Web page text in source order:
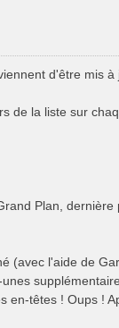
d'être mis à
de la liste sur
Plan, dernière
(avec l'aide de
en-têtes ! Oups !